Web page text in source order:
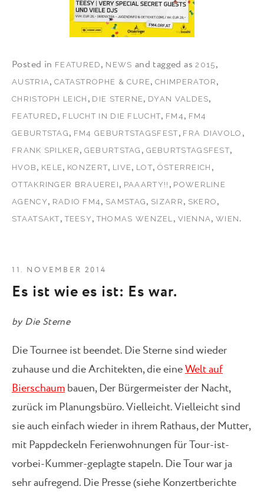
Posted in FEATURED , NEWS and tagged as2015 ,
AUSTRIA , CATASTROPHE & CURE ,CHIMPERATOR ,
CHRISTOPH LEICH , DIE STERNE , DYAN VALDES,
FEATURED , FLUCHT IN DIE FLUCHT, FM4 , FM4
GEBURTSTAG , FM4 GEBURTSTAGSFEST, FRA DIAVOLO ,
FRANK SPILKER , GEBURTSTAG , GEBURTSTAGSFEST,
HVOB , KELE , KONZERT, LIVE , LOT, ÖSTERREICH ,
OTTAKRINGER BRAUEREI , PAAARTY!! , POWERLINE
AGENCY, RADIO FM4 , SAMSTAG , SIZARR , SKERO ,
STAATSAKT,TEESY,THOMAS WENZEL , VIENNA ,WIEN .
Es ist wie es ist: Es war.
by Die Sterne
11. NOVEMBER 2014
Die Tournee ist beendet. Die Sterne sind wieder
zuhause und die Architekten, die eineWelt auf
Bierschaumbauen, Der Bürgermeister der Nacht,
zurück im Planungsbüro. Vielleicht. Vielleicht sind
sie auch einfach wieder in ihrem Rathaus, der Mutter,
mit Pappdeckeln Ferienwohnungen für Tour-ist-
vorbei-Kummer-geplagte stapeln. Die Tour war ja
sehr aufregend. Die Presse (siehe Konzertberichte